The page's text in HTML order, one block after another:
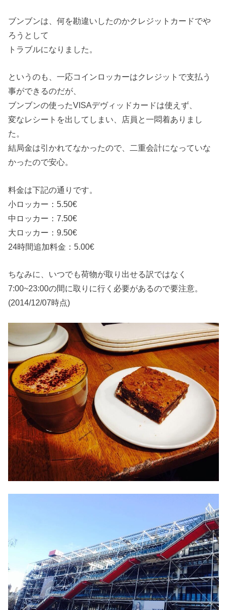
ブンブンは、何を勘違いしたのかクレジットカードでや
ろうとして
トラブルになりました。
というのも、一応コインロッカーはクレジットで支払う
事ができるのだが、
ブンブンの使ったVISAデヴィッドカードは使えず、
変なレシートを出してしまい、店員と一悶着ありまし
た。
結局金は引かれてなかったので、二重会計になっていな
かったので安心。
料金は下記の通りです。
小ロッカー：5.50€
中ロッカー：7.50€
大ロッカー：9.50€
24時間追加料金：5.00€
ちなみに、いつでも荷物が取り出せる訳ではなく
7:00~23:00の間に取りに行く必要があるので要注意。
(2014/12/07時点)